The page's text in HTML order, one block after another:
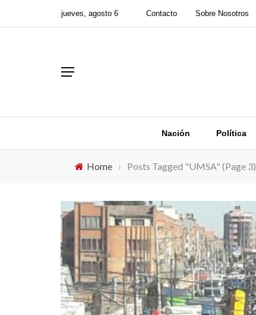
jueves, agosto 6 Contacto Sobre Nosotros
Nación Política
Home › Posts Tagged "UMSA" (Page 3)